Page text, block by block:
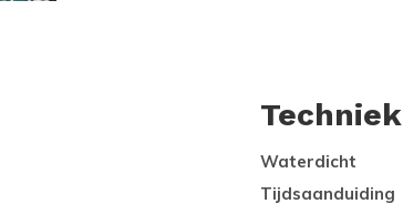
Techniek
Waterdicht
Tijdsaanduiding